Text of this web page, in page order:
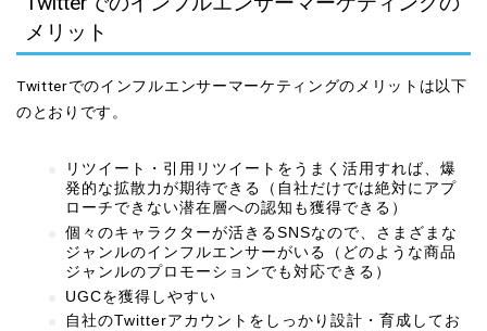
メリット
Twitterでのインフルエンサーマーケティングのメリットは以下
のとおりです。
リツイート・引用リツイートをうまく活用すれば、爆
発的な拡散力が期待できる（自社だけでは絶対にアプ
ローチできない潜在層への認知も獲得できる）
個々のキャラクターが活きるSNSなので、さまざまな
ジャンルのインフルエンサーがいる（どのような商品
ジャンルのプロモーションでも対応できる）
UGCを獲得しやすい
自社のTwitterアカウントをしっかり設計・育成してお